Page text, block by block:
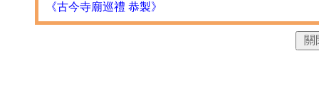
《古今寺廟巡禮 恭製》